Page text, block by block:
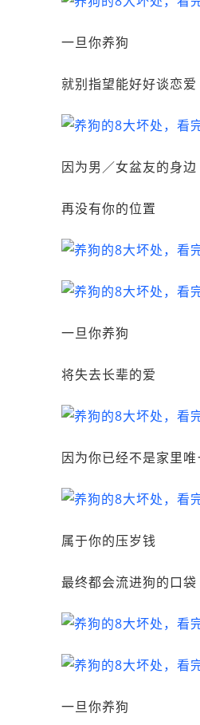
一旦你养狗
就别指望能好好谈恋爱
因为男／女盆友的身边
再没有你的位置
一旦你养狗
将失去长辈的爱
因为你已经不是家里
属于你的压岁钱
最终都会流进狗的口袋
一旦你养狗